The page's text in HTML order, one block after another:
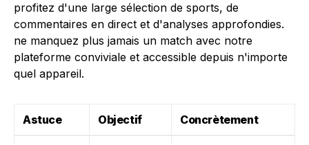
Astuce Objectif Concrètement